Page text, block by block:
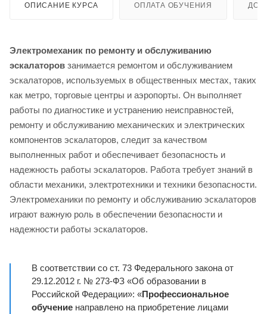
ОПИСАНИЕ КУРСА ОПЛАТА ОБУЧЕНИЯ
Электромеханик по ремонту и обслуживанию
эскалаторов занимается ремонтом и обслуживанием
эскалаторов, используемых в общественных местах, таких
как метро, торговые центры и аэропорты. Он выполняет
работы по диагностике и устранению неисправностей,
ремонту и обслуживанию механических и электрических
компонентов эскалаторов, следит за качеством
выполненных работ и обеспечивает безопасность и
надежность работы эскалаторов. Работа требует знаний в
области механики, электротехники и техники безопасности.
Электромеханики по ремонту и обслуживанию эскалаторов
играют важную роль в обеспечении безопасности и
надежности работы эскалаторов.
В соответствии со ст. 73 Федерального закона от
29.12.2012 г. № 273-ФЗ «Об образовании в
Российской Федерации»: «Профессиональное
обучение направлено на приобретение лицами